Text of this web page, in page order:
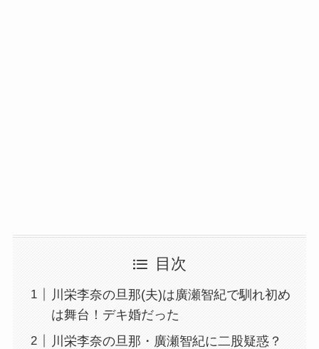
目次
川栄李奈の旦那(夫)は廣瀬智紀で馴れ初め
は舞台！デキ婚だった
川栄李奈の旦那・廣瀬智紀に二股疑惑？